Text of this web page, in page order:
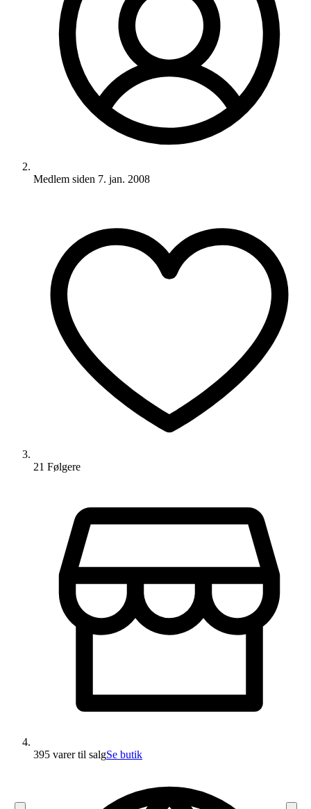
Medlem siden 7. jan. 2008
21 Følgere
395 varertil salgSe butik